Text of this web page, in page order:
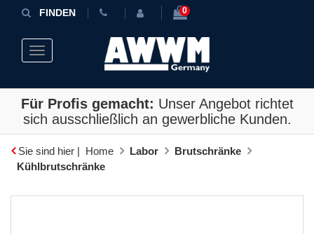
FINDEN 0
Toggle navigation
Für Profis gemacht: Unser Angebot richtet
sich ausschließlich an gewerbliche Kunden.
Sie sind hier | Home Labor
Brutschränke
Kühlbrutschränke